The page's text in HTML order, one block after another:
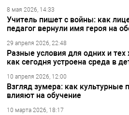
8 мая 2026, 14:33
Учитель пишет с войны: как
педагог вернули имя героя на
29 апреля 2026, 22:48
Разные условия для одних и тех
как сегодня устроена среда в
10 апреля 2026, 12:00
Взгляд зумера: как культурные
влияют на обучение
10 марта 2026, 18:17